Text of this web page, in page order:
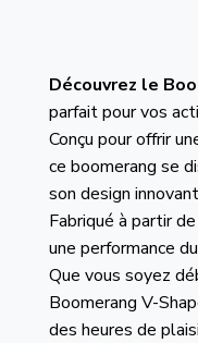
Découvrez le
parfait pour vos
Conçu pour offrir
ce boomerang se
son design
Fabriqué à partir
une performance
Que vous soyez
Boomerang V-
des heures de